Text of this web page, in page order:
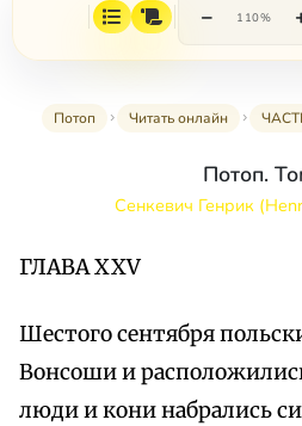
− 110%
Потоп Читать онлайн
Потоп.
Сенкевич Генрик
ГЛАВА XXV
Шестого сентября
Вонсоши и
люди и кони набрались